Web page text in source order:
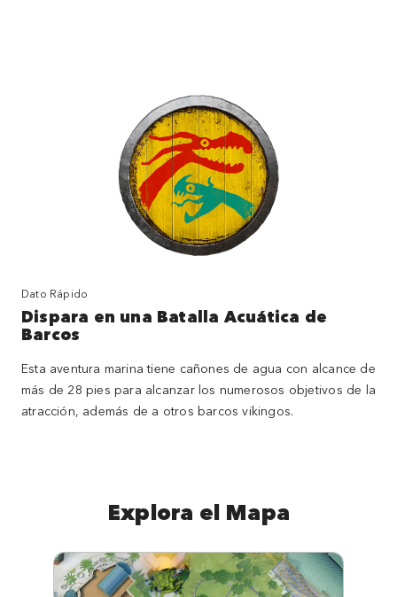
Dato Rápido
Dispara en una Batalla Acuática de
Barcos
Esta aventura marina tiene cañones de agua con alcance de
más de 28 pies para alcanzar los numerosos objetivos de la
atracción, además de a otros barcos vikingos.
Explora el Mapa